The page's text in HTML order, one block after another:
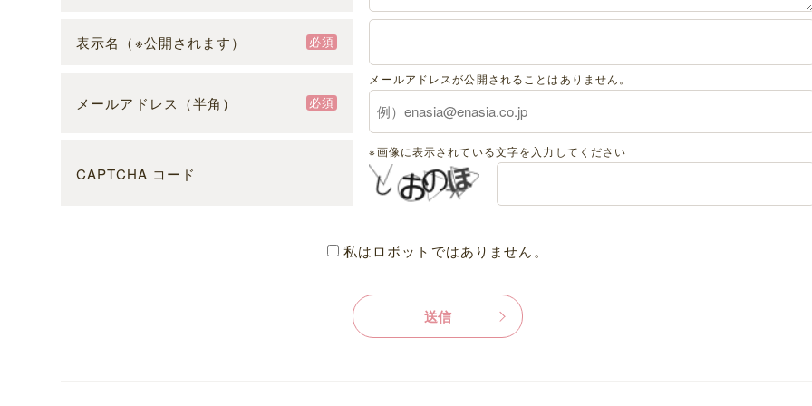
表示名（※公開されます） 必須
メールアドレス（半角） 必須
メールアドレスが公開されることはありません。
CAPTCHA コード
※画像に表示されている文字を入力してください
私はロボットではありません。